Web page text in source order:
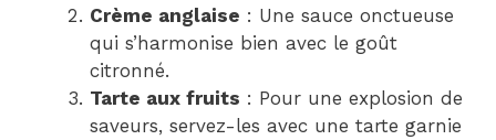
Crème anglaise : Une sauce onctueuse
qui s’harmonise bien avec le goût
citronné.
Tarte aux fruits : Pour une explosion de
saveurs, servez-les avec une tarte garnie